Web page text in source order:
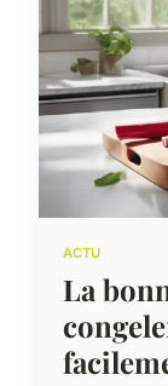
ACTU
La